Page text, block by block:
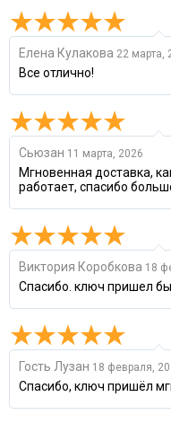
Елена Кулакова 22 марта,
Все отлично!
Сьюзан 11 марта, 2026
Мгновенная доставка,
работает, спасибо
Виктория Коробкова 18
Спасибо. ключ пришел
Гость Лузан 18 февраля,
Спасибо, ключ пришёл